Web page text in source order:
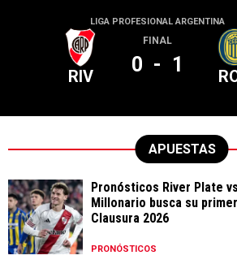
LIGA PROFESIONAL ARGENTINA
RIV
FINAL
0 - 1
APUESTAS
Pronósticos River Plate
Millonario busca su
Clausura 2026
PRONÓSTICOS